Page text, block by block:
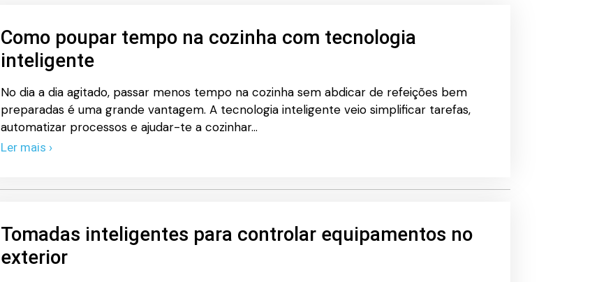
Como poupar tempo na cozinha com tecnologia
inteligente
No dia a dia agitado, passar menos tempo na cozinha sem abdicar de refeições bem
preparadas é uma grande vantagem. A tecnologia inteligente veio simplificar tarefas,
automatizar processos e ajudar-te a cozinhar…
Ler mais ›
Tomadas inteligentes para controlar equipamentos no
exterior